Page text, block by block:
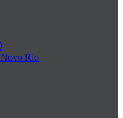
Novo Rio